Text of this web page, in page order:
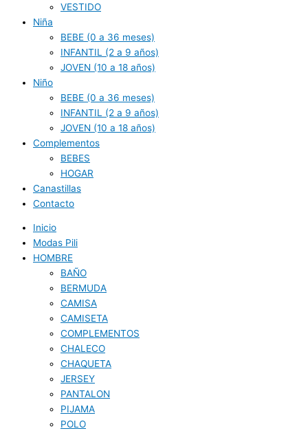
VESTIDO
Niña
BEBE (0 a 36 meses)
INFANTIL (2 a 9 años)
JOVEN (10 a 18 años)
Niño
BEBE (0 a 36 meses)
INFANTIL (2 a 9 años)
JOVEN (10 a 18 años)
Complementos
BEBES
HOGAR
Canastillas
Contacto
Inicio
Modas Pili
HOMBRE
BAÑO
BERMUDA
CAMISA
CAMISETA
COMPLEMENTOS
CHALECO
CHAQUETA
JERSEY
PANTALON
PIJAMA
POLO